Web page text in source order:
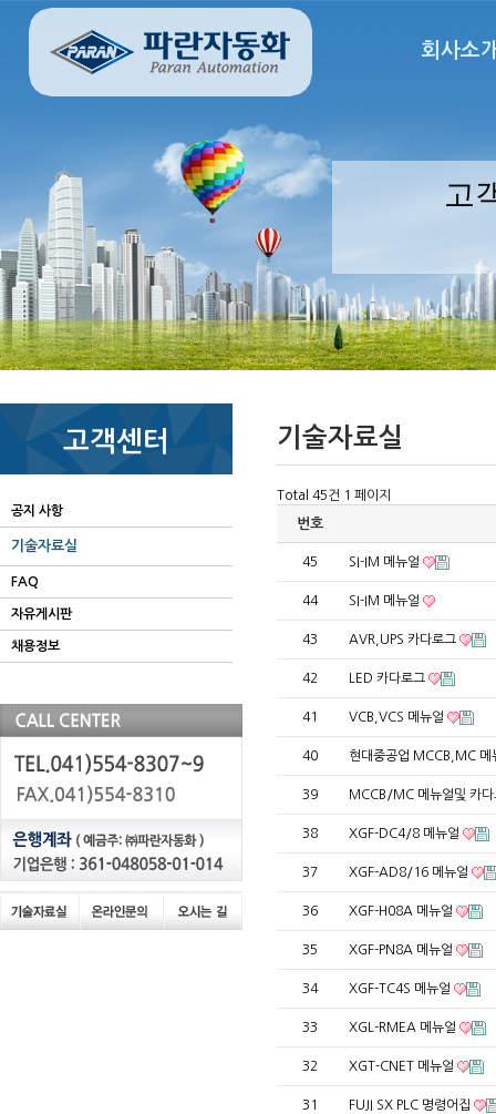
회사소
고
고객센터
공지 사항
기술자료실
FAQ
자유게시판
채용정보
기술자료실
Total 45건 1 페이지
번호
45 SI-IM 메뉴얼
44 SI-IM 메뉴얼
43 AVR,UPS 카다로그
42 LED 카다로그
41 VCB,VCS 메뉴얼
40 현대중공업 MCCB,MC
39 MCCB/MC 메뉴얼및 카
38 XGF-DC4/8 메뉴얼
37 XGF-AD8/16 메뉴얼
36 XGF-H08A 메뉴얼
35 XGF-PN8A 메뉴얼
34 XGF-TC4S 메뉴얼
33 XGL-RMEA 메뉴얼
32 XGT-CNET 메뉴얼
31 FUJI SX PLC 명령어집